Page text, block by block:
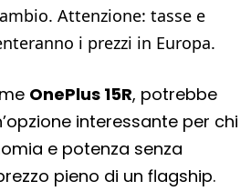
Attenzione: tasse e
i prezzi in Europa.
OnePlus 15R, potrebbe
interessante per chi
e potenza senza
pieno di un flagship.